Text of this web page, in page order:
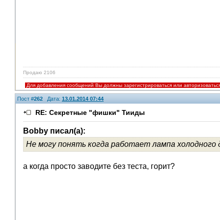
Продаю 2106
Для добавления сообщений Вы должны зарегистрироваться или
Пост #262 Дата: 13.01.2014 07:44
RE: Секретные "фишки" Тииды
Bobby писал(а):
Не могу понять когда работает лампа холодного
а когда просто заводите без теста, горит?